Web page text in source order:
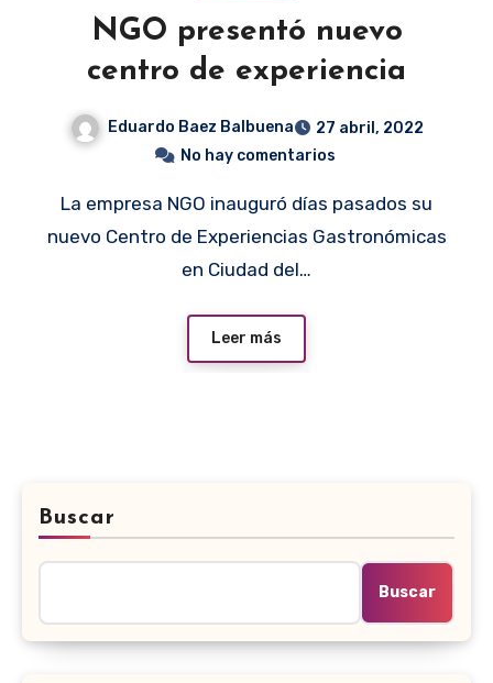
NGO presentó nuevo
centro de experiencia
Eduardo Baez Balbuena
27 abril, 2022
No hay comentarios
La empresa NGO inauguró días pasados su
nuevo Centro de Experiencias Gastronómicas
en Ciudad del…
Leer más
Buscar
Buscar